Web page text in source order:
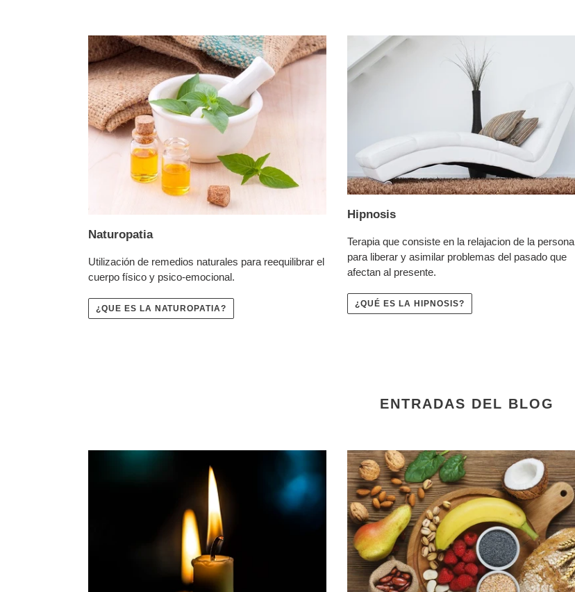
Naturopatia
Utilización de remedios naturales para reequilibrar el
cuerpo físico y psico-emocional.
¿QUE ES LA NATUROPATIA?
Hipnosis
Terapia que consiste en la relajacion de la persona
para liberar y asimilar problemas del pasado que
afectan al presente.
¿QUÉ ES LA HIPNOSIS?
ENTRADAS DEL BLOG